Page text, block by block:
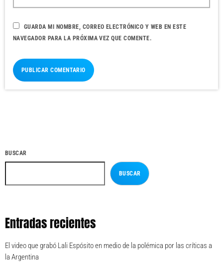
GUARDA MI NOMBRE, CORREO ELECTRÓNICO Y WEB EN ESTE
NAVEGADOR PARA LA PRÓXIMA VEZ QUE COMENTE.
BUSCAR
BUSCAR
Entradas recientes
El video que grabó Lali Espósito en medio de la polémica por las críticas a
la Argentina